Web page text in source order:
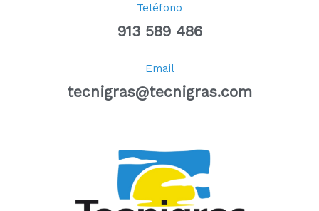
Teléfono
913 589 486
Email
tecnigras@tecnigras.com